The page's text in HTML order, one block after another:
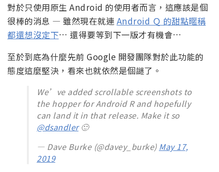
對於只使用原生 Android 的使用者而言，這應該是個
很棒的消息 — 雖然現在就連 Android Ｑ 的甜點暱稱
都還想沒定下… 還得要等到下一版才有機會…
至於到底為什麼先前 Google 開發團隊對於此功能的
態度這麼堅決，看來也就依然是個謎了。
We’ve added scrollable screenshots to
the hopper for Android R and hopefully
can land it in that release. Make it so
@dsandler🙂
— Dave Burke (@davey_burke) May 17,
2019